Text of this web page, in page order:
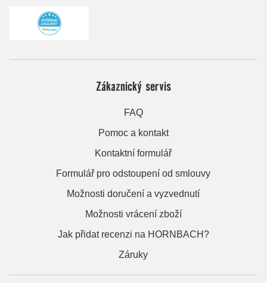
Zákaznický servis
FAQ
Pomoc a kontakt
Kontaktní formulář
Formulář pro odstoupení od smlouvy
Možnosti doručení a vyzvednutí
Možnosti vrácení zboží
Jak přidat recenzi na HORNBACH?
Záruky